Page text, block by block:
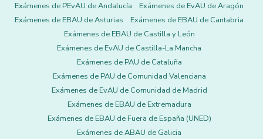
Exámenes de PEvAU de Andalucía
Exámenes de EvAU de Aragón
Exámenes de EBAU de Asturias
Exámenes de EBAU de Cantabria
Exámenes de EBAU de Castilla y León
Exámenes de EvAU de Castilla-La Mancha
Exámenes de PAU de Cataluña
Exámenes de PAU de Comunidad Valenciana
Exámenes de EvAU de Comunidad de Madrid
Exámenes de EBAU de Extremadura
Exámenes de EBAU de Fuera de España (UNED)
Exámenes de ABAU de Galicia